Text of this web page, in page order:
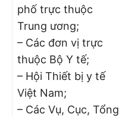
phố trực thuộc
Trung ương;
– Các đơn vị trực
thuộc Bộ Y tế;
– Hội Thiết bị y tế
Việt Nam;
– Các Vụ, Cục, Tổng